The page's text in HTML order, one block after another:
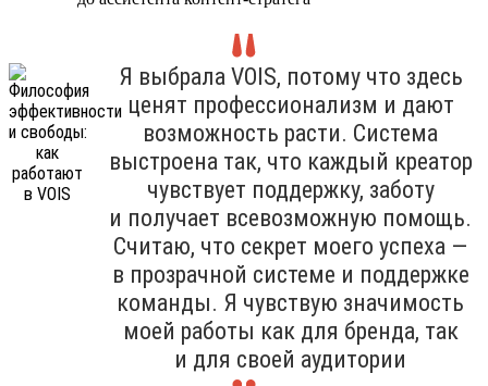
Я выбрала VOIS, потому что здесь
ценят профессионализм и дают
возможность расти. Система
выстроена так, что каждый креатор
чувствует поддержку, заботу
и получает всевозможную помощь.
Считаю, что секрет моего успеха —
в прозрачной системе и поддержке
команды. Я чувствую значимость
моей работы как для бренда, так
и для своей аудитории